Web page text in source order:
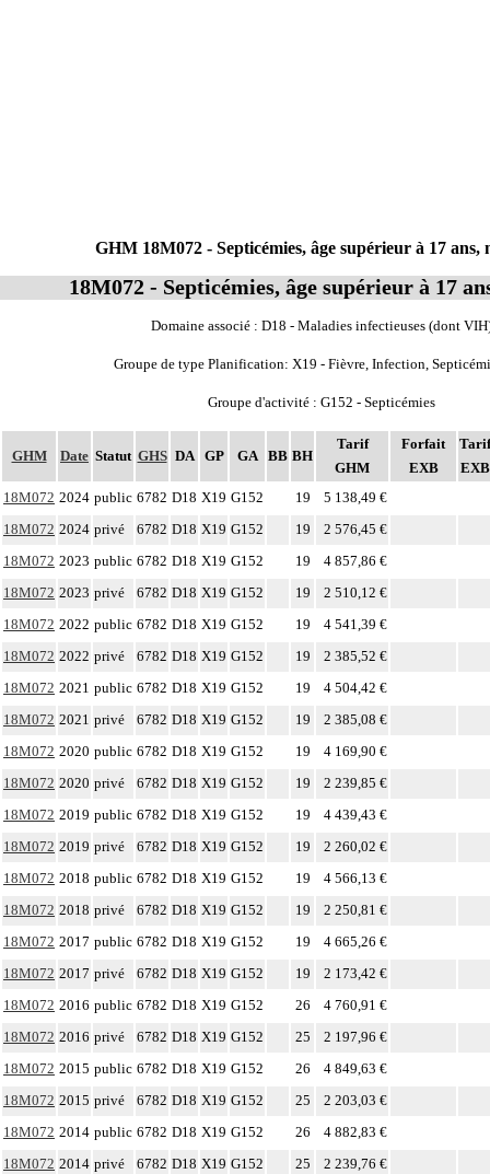
GHM Date Statut GHS DA GP GA BB BH
Tarif
GHM
Forfait
EXB
Tarif
EXB
18M072 2024 public 6782 D18 X19 G152 19
5 138,49 €
18M072 2024 privé 6782 D18 X19 G152 19
2 576,45 €
18M072 2023 public 6782 D18 X19 G152 19
4 857,86 €
18M072 2023 privé 6782 D18 X19 G152 19
2 510,12 €
18M072 2022 public 6782 D18 X19 G152 19
4 541,39 €
18M072 2022 privé 6782 D18 X19 G152 19
2 385,52 €
18M072 2021 public 6782 D18 X19 G152 19
4 504,42 €
18M072 2021 privé 6782 D18 X19 G152 19
2 385,08 €
18M072 2020 public 6782 D18 X19 G152 19
4 169,90 €
18M072 2020 privé 6782 D18 X19 G152 19
2 239,85 €
18M072 2019 public 6782 D18 X19 G152 19
4 439,43 €
18M072 2019 privé 6782 D18 X19 G152 19
2 260,02 €
18M072 2018 public 6782 D18 X19 G152 19
4 566,13 €
18M072 2018 privé 6782 D18 X19 G152 19
2 250,81 €
18M072 2017 public 6782 D18 X19 G152 19
4 665,26 €
18M072 2017 privé 6782 D18 X19 G152 19
2 173,42 €
18M072 2016 public 6782 D18 X19 G152 26
4 760,91 €
18M072 2016 privé 6782 D18 X19 G152 25
2 197,96 €
18M072 2015 public 6782 D18 X19 G152 26
4 849,63 €
18M072 2015 privé 6782 D18 X19 G152 25
2 203,03 €
18M072 2014 public 6782 D18 X19 G152 26
4 882,83 €
18M072 2014 privé 6782 D18 X19 G152 25
2 239,76 €
GHM 18M072 - Septicémies, âge supérieur à 17 ans,
18M072 - Septicémies, âge supérieur à 17
Domaine associé : D18 - Maladies infectieuses (dont
Groupe de type Planification: X19 - Fièvre, Infection,
Groupe d'activité : G152 - Septicémies